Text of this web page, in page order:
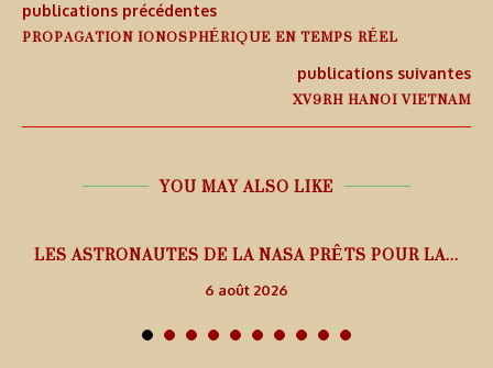
publications précédentes
PROPAGATION IONOSPHÉRIQUE EN TEMPS RÉEL
publications suivantes
XV9RH HANOI VIETNAM
YOU MAY ALSO LIKE
LES ASTRONAUTES DE LA NASA PRÊTS POUR LA...
6 août 2026